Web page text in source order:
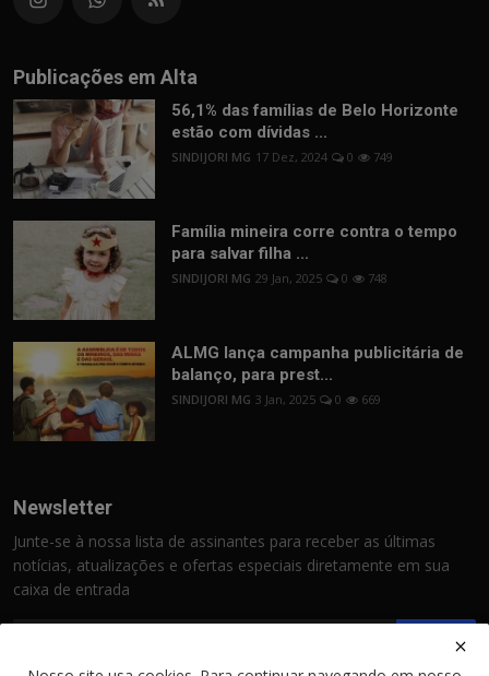
Publicações em Alta
56,1% das famílias de Belo Horizonte
estão com dívidas ...
SINDIJORI MG 17 Dez, 2024 0 749
Família mineira corre contra o tempo
para salvar filha ...
SINDIJORI MG 29 Jan, 2025 0 748
ALMG lança campanha publicitária de
balanço, para prest...
SINDIJORI MG 3 Jan, 2025 0 669
Newsletter
Junte-se à nossa lista de assinantes para receber as últimas
notícias, atualizações e ofertas especiais diretamente em sua
caixa de entrada
Assinar